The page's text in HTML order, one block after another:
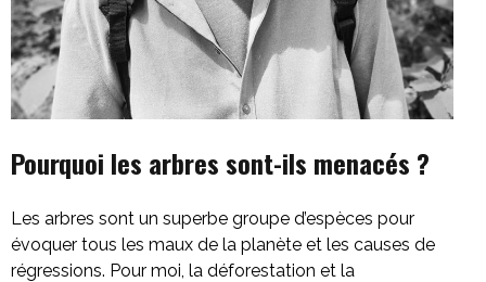
Pourquoi les arbres sont-ils menacés ?
Les arbres sont un superbe groupe d’espèces pour
évoquer tous les maux de la planète et les causes de
régressions. Pour moi, la déforestation et la